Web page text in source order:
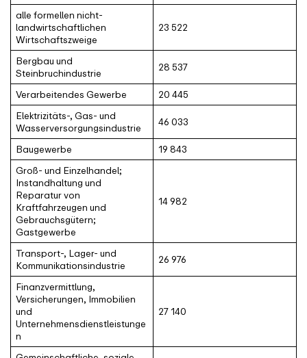
alle formellen nicht-
landwirtschaftlichen
Wirtschaftszweige
23 522
Bergbau und
Steinbruchindustrie
28 537
Verarbeitendes Gewerbe
20 445
Elektrizitäts-, Gas- und
Wasserversorgungsindustrie
46 033
Baugewerbe
19 843
Groß- und Einzelhandel;
Instandhaltung und
Reparatur von
Kraftfahrzeugen und
Gebrauchsgütern;
Gastgewerbe
14 982
Transport-, Lager- und
Kommunikationsindustrie
26 976
Finanzvermittlung,
Versicherungen, Immobilien
und
Unternehmensdienstleistunge
n
27 140